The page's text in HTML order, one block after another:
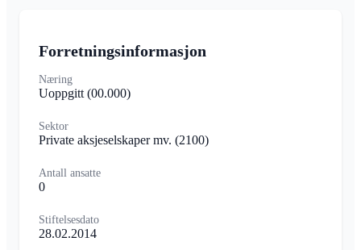
Forretningsinformasjon
Næring
Uoppgitt (00.000)
Sektor
Private aksjeselskaper mv. (2100)
Antall ansatte
0
Stiftelsesdato
28.02.2014